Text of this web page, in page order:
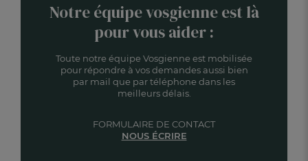
Notre équipe vosgienne est là
pour vous aider :
Toute notre équipe Vosgienne est mobilisée
pour répondre à vos demandes aussi bien
par mail que par téléphone dans les
meilleurs délais.
FORMULAIRE DE CONTACT
NOUS ÉCRIRE